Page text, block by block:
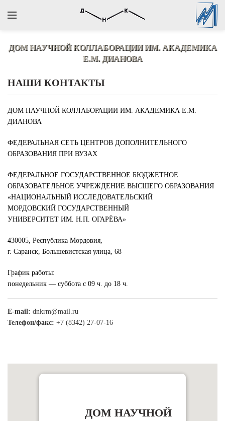
ДОМ НАУЧНОЙ КОЛЛАБОРАЦИИИМ. АКАДЕМИКА
Е.М. ДИАНОВА
НАШИ КОНТАКТЫ
ДОМ НАУЧНОЙ КОЛЛАБОРАЦИИ ИМ. АКАДЕМИКА Е.М.
ДИАНОВА
ФЕДЕРАЛЬНАЯ СЕТЬ ЦЕНТРОВ ДОПОЛНИТЕЛЬНОГО
ОБРАЗОВАНИЯ ПРИ ВУЗАХ
ФЕДЕРАЛЬНОЕ ГОСУДАРСТВЕННОЕ БЮДЖЕТНОЕ
ОБРАЗОВАТЕЛЬНОЕ УЧРЕЖДЕНИЕ ВЫСШЕГО ОБРАЗОВАНИЯ
«НАЦИОНАЛЬНЫЙ ИССЛЕДОВАТЕЛЬСКИЙ
МОРДОВСКИЙ ГОСУДАРСТВЕННЫЙ
УНИВЕРСИТЕТ ИМ. Н.П. ОГАРЁВА»
430005, Республика Мордовия,
г. Саранск, Большевистская улица, 68
График работы:
понедельник — суббота с 09 ч. до 18 ч.
E-mail: dnkrm@mail.ru
Телефон/факс: +7 (8342) 27-07-16
ДОМ НАУЧНОЙ